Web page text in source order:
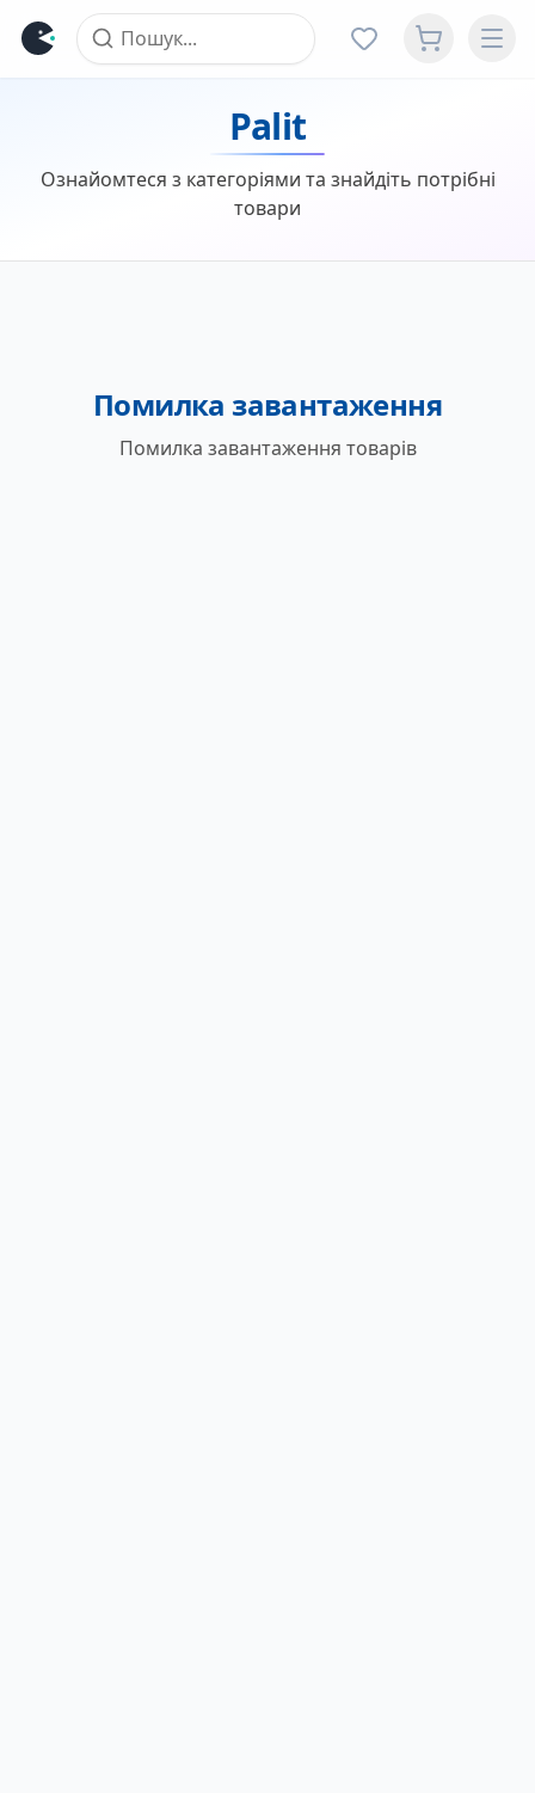
Palit
Ознайомтеся з категоріями та знайдіть потрібні
товари
Помилка завантаження
Помилка завантаження товарів